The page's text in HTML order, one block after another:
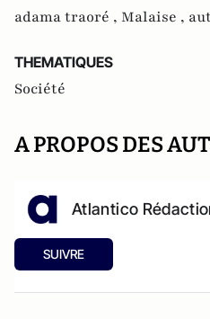
adama traoré , Malaise ,
THEMATIQUES
Société
A PROPOS DES
Atlantico
SUIVRE